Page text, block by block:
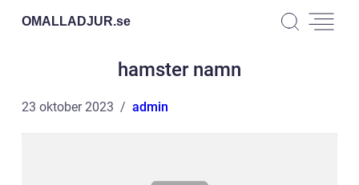
OMALLADJUR.se
hamster namn
23 oktober 2023 admin